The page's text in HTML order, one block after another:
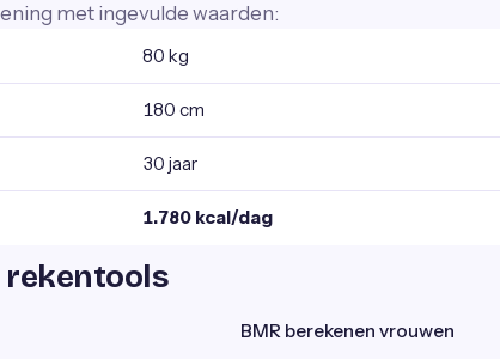
met ingevulde waarden:
80 kg
180 cm
30 jaar
1.780 kcal/dag
rekentools
BMR berekenen vrouwen